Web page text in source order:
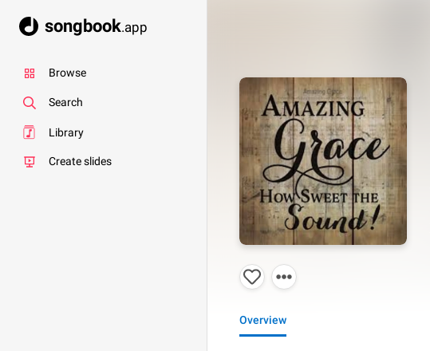
songbook.app
Browse
Search
Library
Create slides
Overview